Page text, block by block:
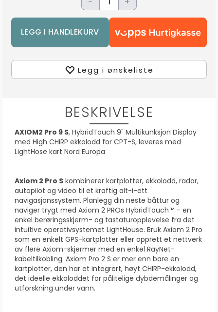
Legg i ønskeliste
BESKRIVELSE
AXIOM2 Pro 9 S, HybridTouch 9" Multikunksjon Display
med High CHIRP ekkolodd for CPT-S, leveres med
LightHose kart Nord Europa
Axiom 2 Pro S kombinerer kartplotter, ekkolodd, radar,
autopilot og video til et kraftig alt-i-ett
navigasjonssystem. Planlegg din neste båttur og
naviger trygt med Axiom 2 PROs HybridTouch™ – en
enkel berøringsskjerm- og tastaturopplevelse fra det
intuitive operativsystemet LightHouse. Bruk Axiom 2 Pro
som en enkelt GPS-kartplotter eller opprett et nettverk
av flere Axiom-skjermer med en enkel RayNet-
kabeltilkobling. Axiom Pro 2 S er mer enn bare en
kartplotter, den har et integrert, høyt CHIRP-ekkolodd,
det ideelle ekkoloddet for pålitelige dybdemålinger og
utforskning under vann.